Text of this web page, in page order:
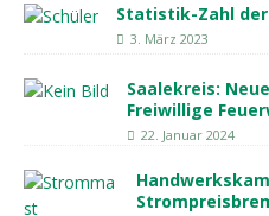
Statistik-Zahl der
3. März 2023
Saalekreis:
Freiwillige
22. Januar 2024